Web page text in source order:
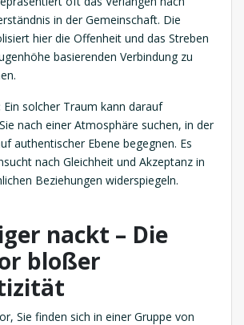
in der Gemeinschaft. Die
hier die Offenheit und das Streben
basierenden Verbindung zu
Ein solcher Traum kann darauf
nach einer Atmosphäre suchen, in der
authentischer Ebene begegnen. Es
nach Gleichheit und Akzeptanz in
Beziehungen widerspiegeln.
nackt – Die
bloßer
Sie finden sich in einer Gruppe von